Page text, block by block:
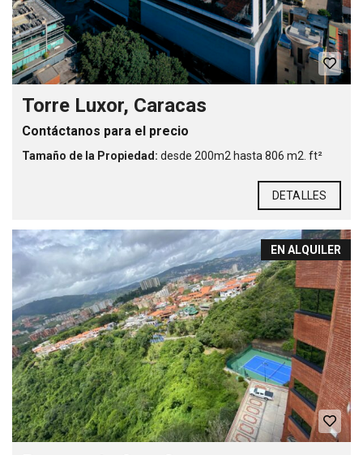
Torre Luxor, Caracas
Contáctanos para el precio
Tamaño de la Propiedad: desde 200m2 hasta 806 m2. ft²
DETALLES
EN ALQUILER